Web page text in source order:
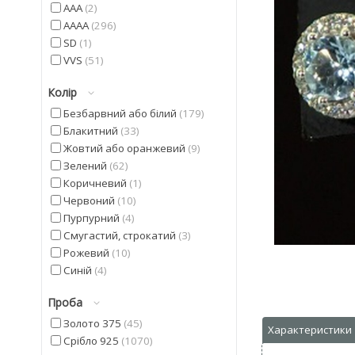
AAA 2
AAAA 296
SD 1
VVS 51
Колір
Безбарвний або білий 179
Блакитний 33
Жовтий або оранжевий 9
Зелений 62
Коричневий 1
Червоний 10
Пурпурний 4
Смугастий, строкатий 3
Рожевий 10
Синій 4
Чорний
Проба
Золото 375 45
Срібло 925 1070